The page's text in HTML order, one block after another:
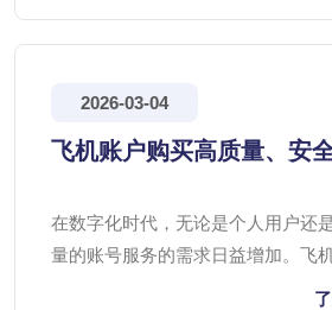
可能指微信WeChat，是早期指代
通道
2026-03-04
飞机账户购买高质量、安
在数字化时代，无论是个人用户还
量的账号服务的需求日益增加。飞
满足这一需求而应运而生，致力于